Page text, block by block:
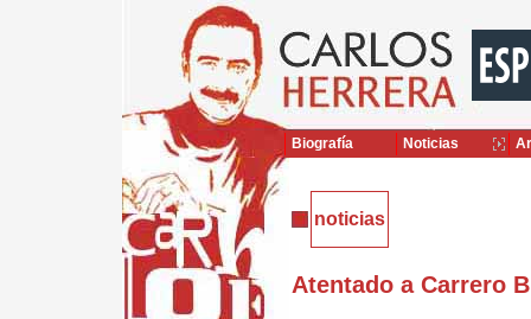
noticias
Atentado a Carrero
Biografía Noticias